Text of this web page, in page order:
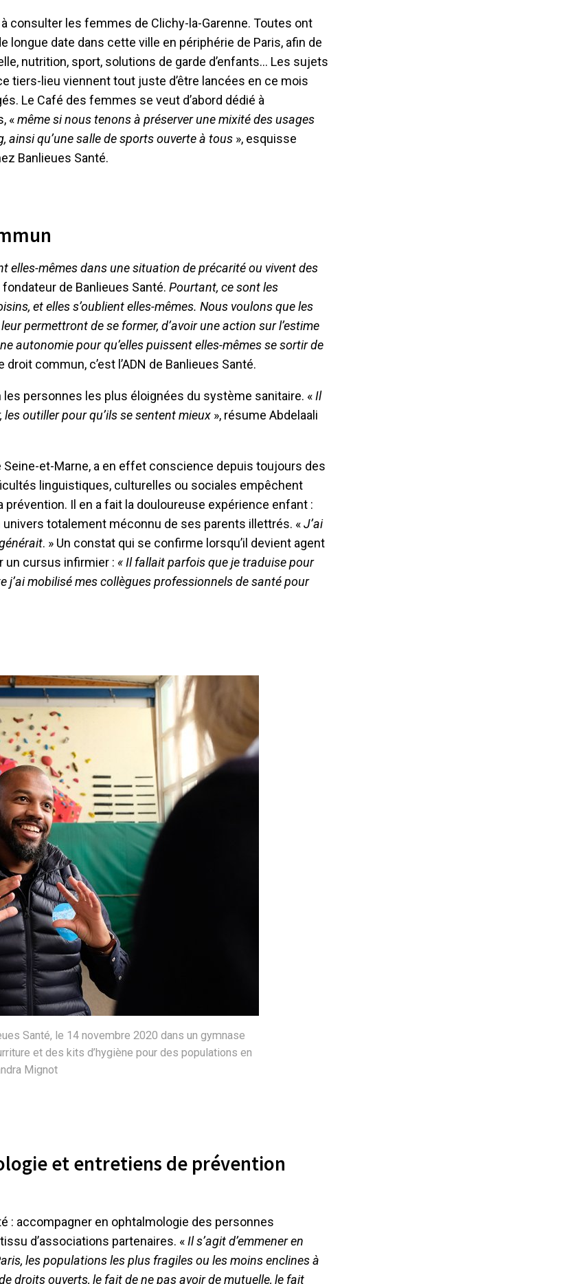
consulter les femmes de Clichy-la-Garenne. Toutes ont
longue date dans cette ville en périphérie de Paris, afin de
nutrition, sport, solutions de garde d’enfants… Les sujets
tiers-lieu viennent tout juste d’être lancées en ce mois
Le Café des femmes se veut d’abord dédié à
«même si nous tenons à préserver une mixité des usages
ainsi qu’une salle de sports ouverte à tous », esquisse
Banlieues Santé.
elles-mêmes dans une situation de précarité ou vivent des
de Banlieues Santé. Pourtant, ce sont les
et elles s’oublient elles-mêmes. Nous voulons que les
permettront de se former, d’avoir une action sur l’estime
autonomie pour qu’elles puissent elles-mêmes se sortir de
commun, c’est l’ADN de Banlieues Santé.
personnes les plus éloignées du système sanitaire. «Il
outiller pour qu’ils se sentent mieux », résume Abdelaali
Seine-et-Marne, a en effet conscience depuis toujours des
linguistiques, culturelles ou sociales empêchent
Il en a fait la douloureuse expérience enfant :
univers totalement méconnu de ses parents illettrés. «J’ai
. » Un constat qui se confirme lorsqu’il devient agent
un cursus infirmier : « Il fallait parfois que je traduise pour
mobilisé mes collègues professionnels de santé pour
Santé, le 14 novembre 2020 dans un gymnase
et des kits d’hygiène pour des populations en
Mignot
et entretiens de prévention
: accompagner en ophtalmologie des personnes
d’associations partenaires. «Il s’agit d’emmener en
les populations les plus fragiles ou les moins enclines à
droits ouverts, le fait de ne pas avoir de mutuelle, le fait